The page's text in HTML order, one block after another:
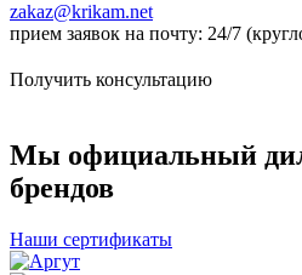
zakaz@krikam.net
прием заявок на почту: 24/7
Получить консультацию
Мы официальный
брендов
Наши сертификаты